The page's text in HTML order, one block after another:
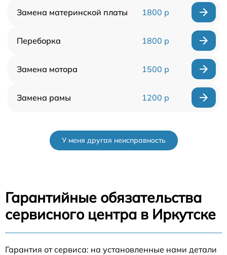
Замена материнской платы 1800 р
Переборка 1800 р
Замена мотора 1500 р
Замена рамы 1200 р
У меня другая неисправность
Гарантийные обязательства
сервисного центра в Иркутске
Гарантия от сервиса: на установленные нами детали